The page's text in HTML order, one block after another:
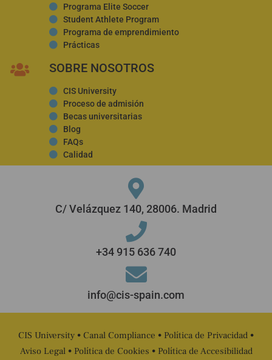
Programa Elite Soccer
Student Athlete Program
Programa de emprendimiento
Prácticas
SOBRE NOSOTROS
CIS University
Proceso de admisión
Becas universitarias
Blog
FAQs
Calidad
C/ Velázquez 140, 28006. Madrid
+34 915 636 740
info@cis-spain.com
CIS University • Canal Compliance • Política de Privacidad •
Aviso Legal• Política de Cookies • Política de Accesibilidad